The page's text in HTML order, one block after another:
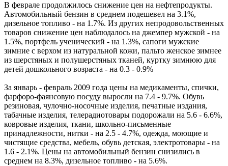
В феврале продолжилось снижение цен на нефтепродукты.
Автомобильный бензин в среднем подешевел на 3.1%,
дизельное топливо - на 1.7%. Из других непродовольственных
товаров снижение цен наблюдалось на джемпер мужской - на
1.5%, портфель ученический - на 1.3%, сапоги мужские
зимние с верхом из натуральной кожи, пальто женское зимнее
из шерстяных и полушерстяных тканей, куртку зимнюю для
детей дошкольного возраста - на 0.3 - 0.9%
За январь - февраль 2009 года цены на медикаменты, спички,
фарфоро-фаянсовую посуду выросли на 7.4 - 9.7%. Обувь
резиновая, чулочно-носочные изделия, печатные издания,
табачные изделия, телерадиотовары подорожали на 5.6 - 6.6%,
ковровые изделия, ткани, школьно-письменные
принадлежности, нитки - на 2.5 - 4.7%, одежда, моющие и
чистящие средства, мебель, обувь детская, электротовары - на
1.6 - 2.1%. Цены на автомобильный бензин снизились в
среднем на 8.3%, дизельное топливо - на 5.6%.